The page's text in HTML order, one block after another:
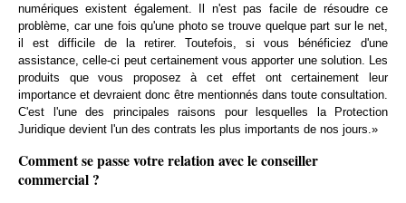
numériques existent également. Il n'est pas facile de résoudre ce
problème, car une fois qu'une photo se trouve quelque part sur le net,
il est difficile de la retirer. Toutefois, si vous bénéficiez d'une
assistance, celle-ci peut certainement vous apporter une solution. Les
produits que vous proposez à cet effet ont certainement leur
importance et devraient donc être mentionnés dans toute consultation.
C'est l'une des principales raisons pour lesquelles la Protection
Juridique devient l'un des contrats les plus importants de nos jours.»
Comment se passe votre relation avec le conseiller
commercial ?